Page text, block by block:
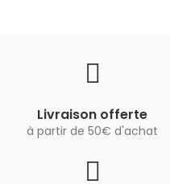
Livraison offerte
à partir de 50€ d'achat